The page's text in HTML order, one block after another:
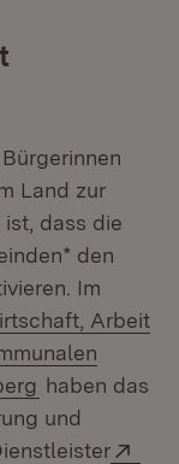
Land zur
dass die
den
Im
Arbeit
Fenster)
(Öffnet in
haben das
und